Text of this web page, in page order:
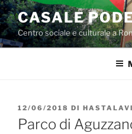
Salta
al
contenuto
CASALE
Centro sociale e culturale a
PUBBLICATO
IL
12/06/2018 DI
Parco di